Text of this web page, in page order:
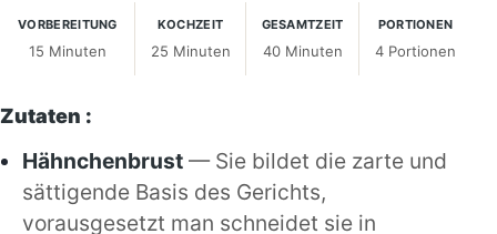
VORBEREITUNG
15 Minuten
KOCHZEIT
25 Minuten
GESAMTZEIT
40 Minuten
PORTIONEN
4 Portionen
Zutaten :
Hähnchenbrust — Sie bildet die zarte und
sättigende Basis des Gerichts,
vorausgesetzt man schneidet sie in